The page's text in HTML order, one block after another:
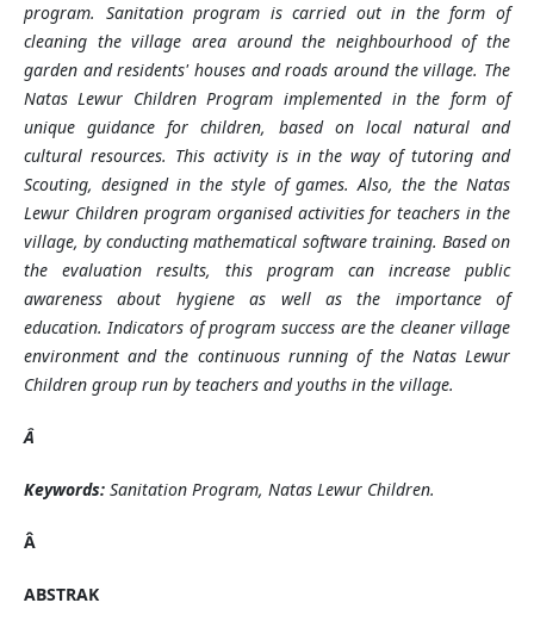
program. Sanitation program is carried out in the form of
cleaning the village area around the neighbourhood of the
garden and residents' houses and roads around the village. The
Natas Lewur Children Program implemented in the form of
unique guidance for children, based on local natural and
cultural resources. This activity is in the way of tutoring and
Scouting, designed in the style of games. Also, the the Natas
Lewur Childrenprogramorganised activities for teachers in the
village, by conducting mathematical software training. Based on
the evaluation results, this program can increase public
awareness about hygiene as well as the importance of
education. Indicators of program success are the cleaner village
environment and the continuous running of the Natas Lewur
Children group run by teachers and youths in the village.
Â
Keywords:Sanitation Program, Natas Lewur Children.
Â
ABSTRAK